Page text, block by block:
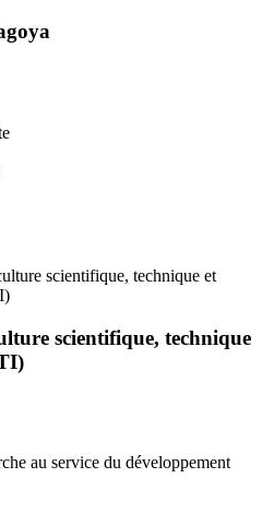
scientifique, technique et
scientifique, technique
au service du développement